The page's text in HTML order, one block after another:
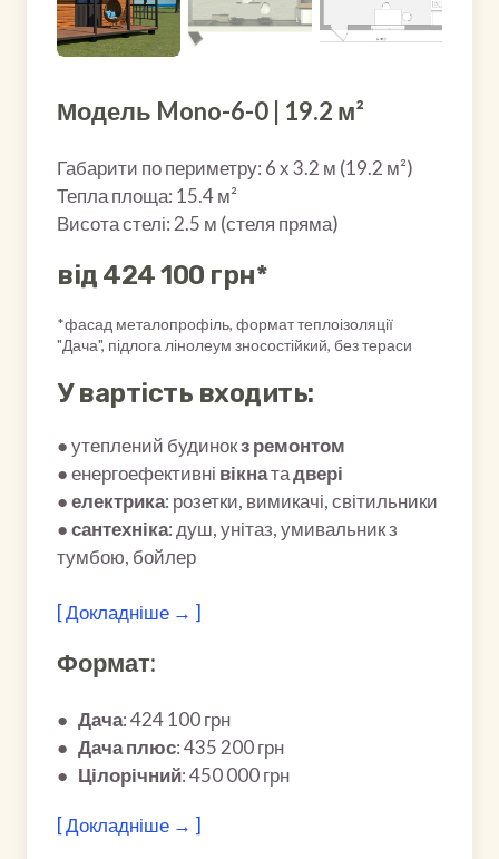
Модель Mono-6-0 | 19.2 м²
Габарити по периметру: 6 х 3.2 м (19.2 м²)
Тепла площа: 15.4 м²
Висота стелі: 2.5 м (стеля пряма)
від 424 100 грн*
*фасад металопрофіль, формат теплоізоляції
"Дача", підлога лінолеум зносостійкий, без тераси
У вартість входить:
● утеплений будинокз ремонтом
● енергоефективні вікнатадвері
●електрика: розетки, вимикачі, світильники
●сантехніка: душ, унітаз, умивальник з
тумбою, бойлер
[ Докладніше → ]
Формат:
● Дача: 424 100 грн
● Дача плюс: 435 200 грн
● Цілорічний: 450 000 грн
[ Докладніше → ]